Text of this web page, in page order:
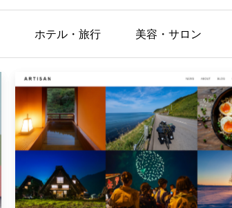
ホテル・旅行 美容・サロン